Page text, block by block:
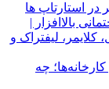
استارتاپ ها
بالاافزار |
کلایمر، لیفتراک و
چه